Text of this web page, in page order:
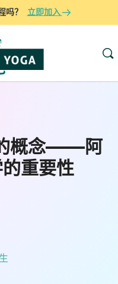
吗？ 立即加入
概念——阿
重要性